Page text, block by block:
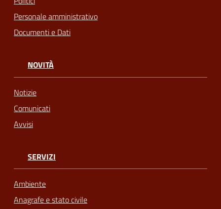
Personale amministrativo
Documenti e Dati
NOVITÀ
Notizie
Comunicati
Avvisi
SERVIZI
Ambiente
Anagrafe e stato civile